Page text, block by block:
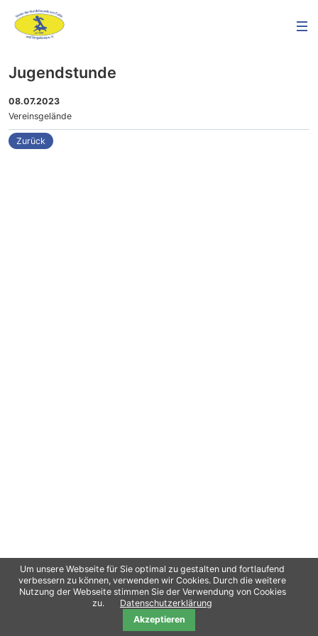
Um unsere Webseite für Sie optimal zu gestalten und fortlaufend
verbessern zu können, verwenden wir Cookies. Durch die weitere
Nutzung der Webseite stimmen Sie der Verwendung von Cookies
zu.
Datenschutzerklärung
Akzeptieren
Jugendstunde
08.07.2023
Vereinsgelände
Zurück
Datenschutz Copyright 2021oliPro/ Contao Theme vonErdmann & Freunde